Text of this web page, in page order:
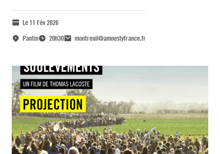
Le 11 Fév 2026
Pantin
20h30 montreuil@amnestyfrance.fr